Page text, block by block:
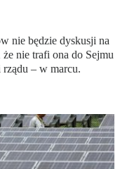
nie będzie dyskusji na
nie trafi ona do Sejmu
– w marcu.